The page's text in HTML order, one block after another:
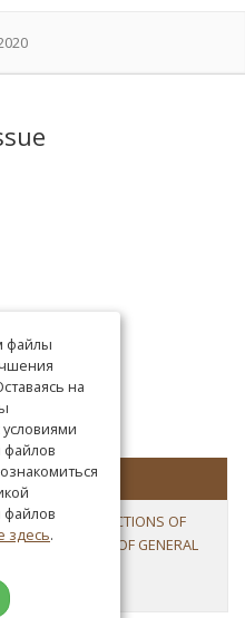
AND FUNCTIONS OF
AS PARTS OF GENERAL
файлы
на
условиями
файлов
файлов
здесь.